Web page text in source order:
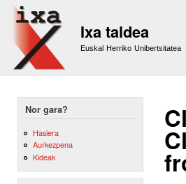
Ixa taldea
Euskal Herriko Unibertsitatea
Nor gara?
Hasiera
Aurkezpena
Kideak